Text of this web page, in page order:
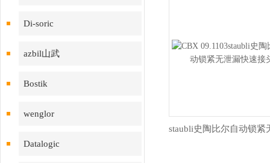
Di-soric
azbil山武
Bostik
wenglor
Datalogic